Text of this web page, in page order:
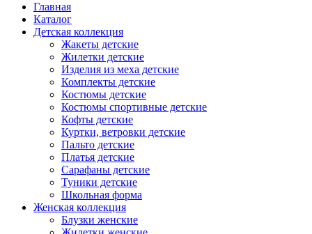
Главная
Каталог
Детская коллекция
Жакеты детские
Жилетки детские
Изделия из меха детские
Комплекты детские
Костюмы детские
Костюмы спортивные детские
Кофты детские
Куртки, ветровки детские
Пальто детские
Платья детские
Сарафаны детские
Туники детские
Школьная форма
Женская коллекция
Блузки женские